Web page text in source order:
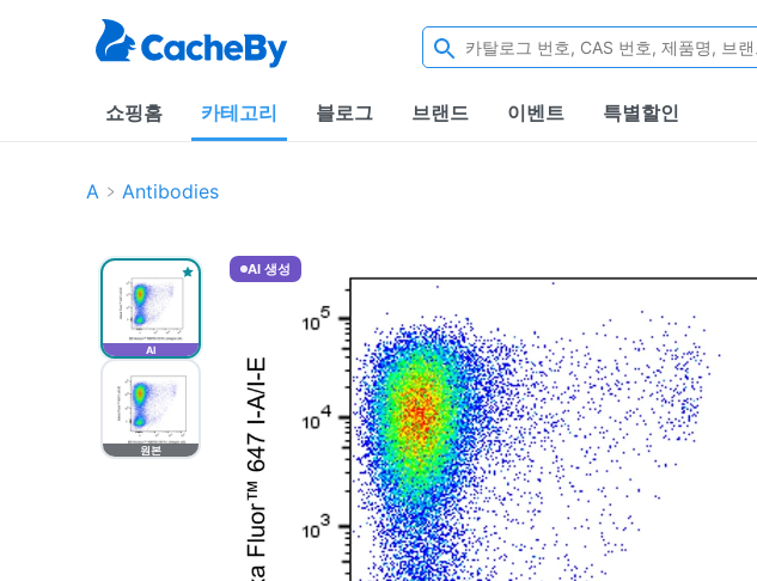
쇼핑홈 카테고리 블로그 브랜드 이벤트 특별할인
A Antibodies
AI
원본
AI 생성